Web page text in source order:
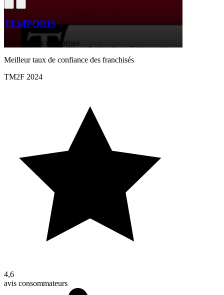
TEMPORIS
Services aux entreprises
Meilleur taux de confiance des franchisés
TM2F 2024
4,6
avis consommateurs